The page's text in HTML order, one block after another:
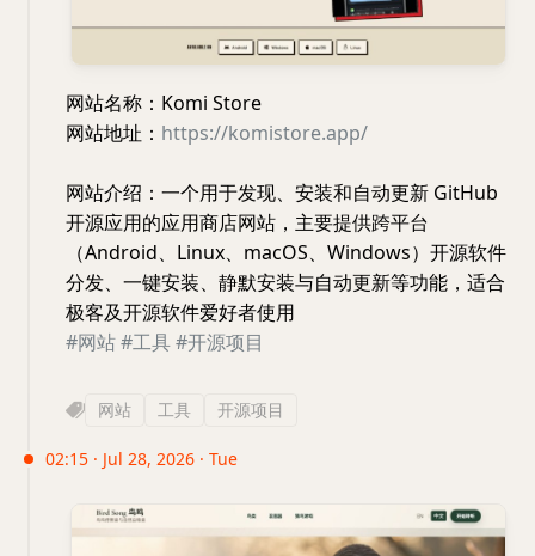
网站名称：Komi Store
网站地址： https://komistore.app/
网站介绍：一个用于发现、安装和自动更新 GitHub
开源应用的应用商店网站，主要提供跨平台
（Android、Linux、macOS、Windows）开源软件
分发、一键安装、静默安装与自动更新等功能，适合
极客及开源软件爱好者使用
#网站#工具#开源项目
网站 工具 开源项目
02:15 · Jul 28, 2026 · Tue